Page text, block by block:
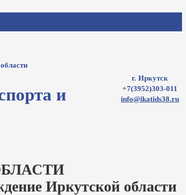
и
г. Иркутск
+7(3952)303-011
info@ikatids38.ru
Иркутской области